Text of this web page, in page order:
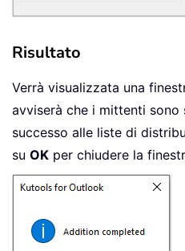
Risultato
Verrà visualizzata una
avviserà che i mittenti
successo alle liste di
su OK per chiudere la